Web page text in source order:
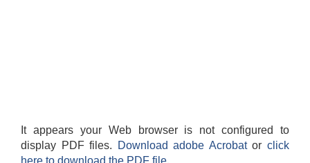
It appears your Web browser is not configured to
display PDF files.
Download adobe Acrobatorclick